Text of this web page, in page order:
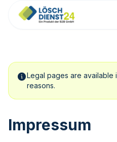
Legal pages are available
reasons.
Impressum